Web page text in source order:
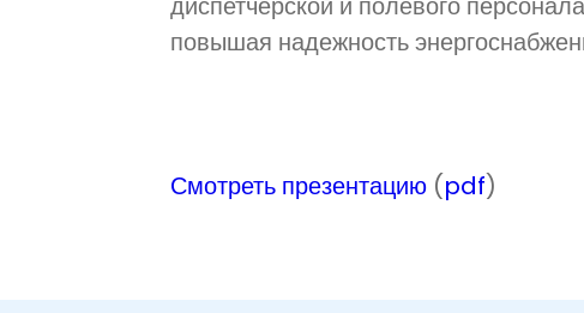
повышая надежность
Смотреть презентацию (pdf)